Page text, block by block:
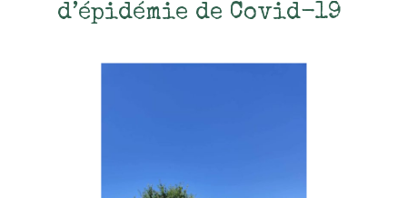
d’épidémie de Covid-19